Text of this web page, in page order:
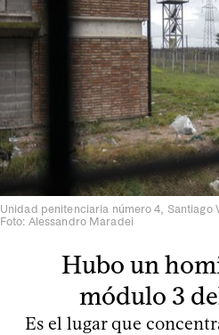
Unidad penitenciaria número 4, Santiago
Foto: Alessandro Maradei
Hubo un
módulo 3
Es el lugar que